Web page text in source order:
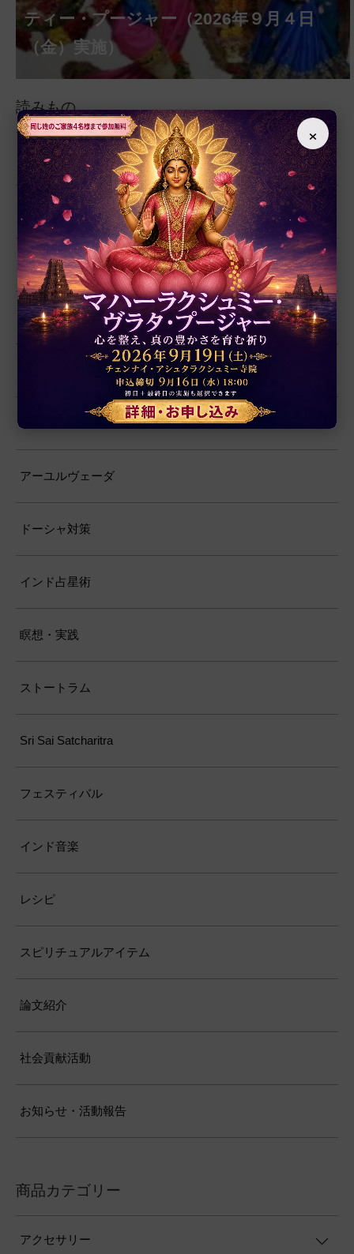
ァシャー・プージャー（2026年８月12日
（水）実施）
ーラ・マンスリー・プージャー（2026年８
月12日（水）実施）
ー・プージャー（2026年８月17日（月）実
施）
ー・ヴラタ・プージャー（2026年８月28日
（金）実施）
トゥルティー・プージャー（2026年８月31
日（月）実施）
ティー・プージャー（2026年９月４日
（金）実施）
ゥルティー・プージャー（2026年９月14日
（月）実施）
ー・ヴラタ・プージャー（2026年９月19日
（土）実施）
ーヴァシャー・プージャー（2026年10月10
日（土）実施）
第220回グループ・ホーマ（ナーガ・パ
ンチャミー、2026年８月17日（月）実施）
ー・ジャヤンティー、2026年８月28日
（金）実施）
アンナダーナ・プロジェクト（食事の奉
仕）
ポストコロナ福祉活動支援募金
読みもの
すべての記事
人気記事
聖典・経典
インド哲学
マハーヴァーキヤ
アーユルヴェーダ
ドーシャ対策
インド占星術
瞑想・実践
ストートラム
Sri Sai Satcharitra
フェスティバル
インド音楽
レシピ
スピリチュアルアイテム
論文紹介
社会貢献活動
お知らせ・活動報告
商品カテゴリー
アクセサリー
×